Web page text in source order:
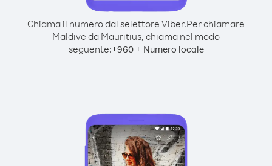
Chiama il numero dal selettore Viber.Per chiamare
Maldive da Mauritius, chiama nel modo
seguente:+960+ Numero locale